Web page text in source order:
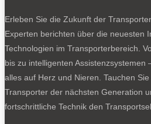
Erleben Sie die Zukunft der
Experten berichten über die neuesten
Technologien im Transporterbereich.
bis zu intelligenten Assistenzsystemen
alles auf Herz und Nieren. Tauchen
Transporter der nächsten Generation
fortschrittliche Technik den